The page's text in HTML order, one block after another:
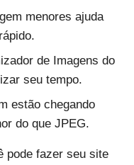
menores ajuda
de Imagens do
seu tempo.
estão chegando
do que JPEG.
pode fazer seu site